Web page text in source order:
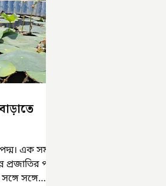
এক সময়
পদ্ম
সঙ্গে